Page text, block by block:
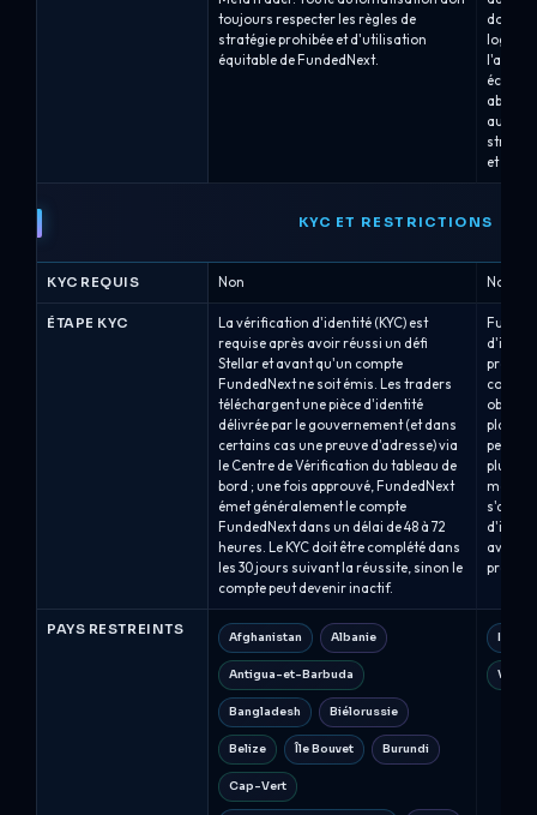
toujours respecter les règles de
stratégie prohibée et d'utilisation
équitable de FundedNext.
dont
écarts,
abusifs
et de
KYC ET RESTRICTIONS
KYC REQUIS Non Non
ÉTAPE KYC
La vérification d'identité (KYC) est
requise après avoir réussi un défi
Stellar et avant qu'un compte
FundedNext ne soit émis. Les traders
téléchargent une pièce d'identité
délivrée par le gouvernement (et dans
certains cas une preuve d'adresse) via
le Centre de Vérification du tableau de
bord ; une fois approuvé, FundedNext
émet généralement le compte
FundedNext dans un délai de 48 à 72
heures. Le KYC doit être complété dans
les 30 jours suivant la réussite, sinon le
compte peut devenir inactif.
peut
plus
avant
profits
PAYS RESTREINTS Afghanistan Albanie
Antigua-et-Barbuda
Bangladesh Biélorussie
Belize Île Bouvet Burundi
Cap-Vert